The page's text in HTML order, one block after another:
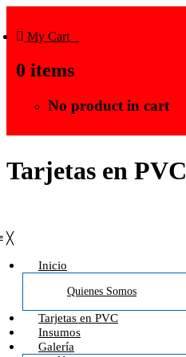
My Cart
0 items
No product in cart
Tarjetas en PVC
╳
Inicio
Quienes Somos
Tarjetas en PVC
Insumos
Galería